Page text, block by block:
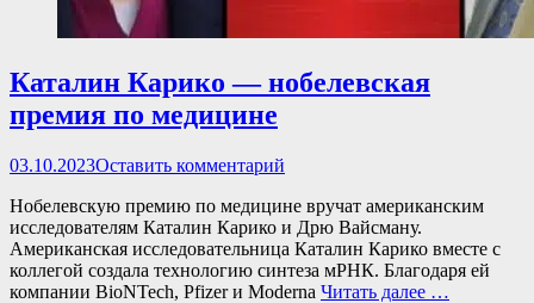
Каталин Карико — нобелевская
премия по медицине
Опубликовано
03.10.2023Оставить комментарий
Нобелевскую премию по медицине вручат американским
исследователям Каталин Карико и Дрю Вайсману.
Американская исследовательница Каталин Карико вместе с
коллегой создала технологию синтеза мРНК. Благодаря ей
компании BioNTech, Pfizer и Moderna Читать далее …